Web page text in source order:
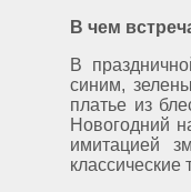
В чем
В
синим,
платье из
Новогодний
имитацией